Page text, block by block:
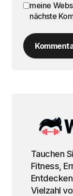
meine
nächste
Tauchen
Fitness,
Vielzahl